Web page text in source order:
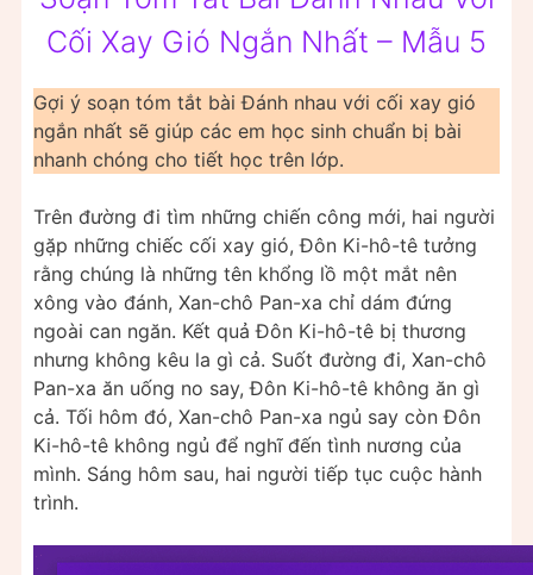
Cối Xay Gió Ngắn Nhất – Mẫu 5
Gợi ý soạn tóm tắt bài Đánh nhau với cối xay gió
ngắn nhất sẽ giúp các em học sinh chuẩn bị bài
nhanh chóng cho tiết học trên lớp.
Trên đường đi tìm những chiến công mới, hai người
gặp những chiếc cối xay gió, Đôn Ki-hô-tê tưởng
rằng chúng là những tên khổng lồ một mắt nên
xông vào đánh, Xan-chô Pan-xa chỉ dám đứng
ngoài can ngăn. Kết quả Đôn Ki-hô-tê bị thương
nhưng không kêu la gì cả. Suốt đường đi, Xan-chô
Pan-xa ăn uống no say, Đôn Ki-hô-tê không ăn gì
cả. Tối hôm đó, Xan-chô Pan-xa ngủ say còn Đôn
Ki-hô-tê không ngủ để nghĩ đến tình nương của
mình. Sáng hôm sau, hai người tiếp tục cuộc hành
trình.